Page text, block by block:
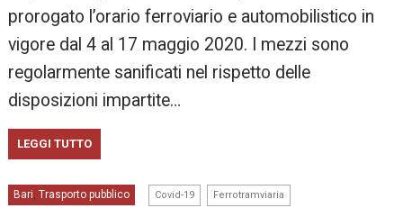
prorogato l’orario ferroviario e automobilistico in
vigore dal 4 al 17 maggio 2020. I mezzi sono
regolarmente sanificati nel rispetto delle
disposizioni impartite…
LEGGI TUTTO
Bari,Trasporto pubblico Covid-19 Ferrotramviaria